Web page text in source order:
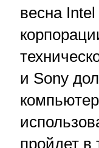
весна
и Sony
пройдет в